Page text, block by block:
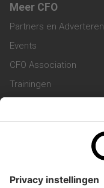
Meer CFO
Partners en Adverteren
Events
CFO Association
Trainingen
Vacatures
Service & Contact
Werken bij ons